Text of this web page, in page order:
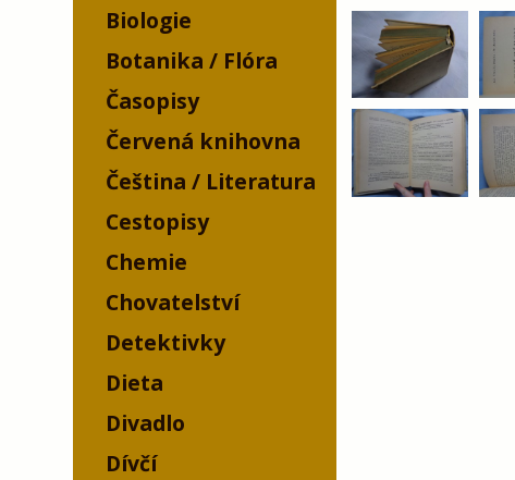
Biologie
Botanika / Flóra
Časopisy
Červená knihovna
Čeština / Literatura
Cestopisy
Chemie
Chovatelství
Detektivky
Dieta
Divadlo
Dívčí